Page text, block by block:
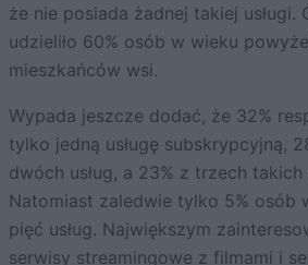
że nie posiada żadnej takiej usługi.
udzieliło 60% osób w wieku
mieszkańców wsi.
Wypada jeszcze dodać, że 32%
tylko jedną usługę subskrypcyjną,
dwóch usług, a 23% z trzech
Natomiast zaledwie tylko 5% osób
pięć usług. Największym
serwisy streamingowe z filmami i